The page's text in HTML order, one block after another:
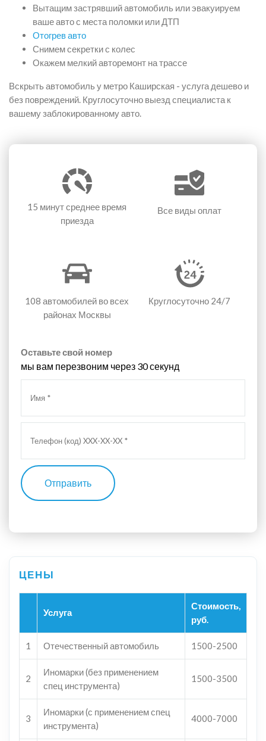
Вытащим застрявший автомобиль или эвакуируем
ваше авто с места поломки или ДТП
Отогрев авто
Снимем секретки с колес
Окажем мелкий авторемонт на трассе
Вскрыть автомобиль у метро Каширская - услуга дешево и
без повреждений. Круглосуточно выезд специалиста к
вашему заблокированному авто.
15 минутсреднее время
приезда
Все виды оплат
108 автомобилей во всех
районах Москвы
Круглосуточно 24/7
Оставьте свой номер
мы вам перезвоним через 30 секунд
Отправить
Услуга
Стоимость,
руб.
1 Отечественный автомобиль 1500-2500
2
Иномарки (без применением
спец инструмента)
1500-3500
3
Иномарки (с применением спец
инструмента)
4000-7000